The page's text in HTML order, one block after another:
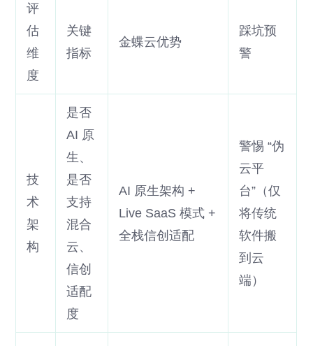
评
估
维
度
关键
指标
金蝶云优势
踩坑预
警
技
术
架
构
是否
AI 原
生、
是否
支持
混合
云、
信创
适配
度
AI 原生架构 +
Live SaaS 模式 +
全栈信创适配
警惕 “伪
云平
台”（仅
将传统
软件搬
到云
端）